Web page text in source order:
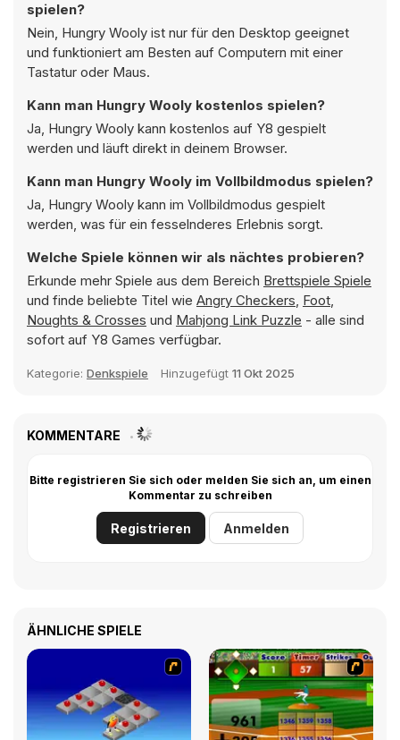
spielen?
Nein, Hungry Wooly ist nur für den Desktop geeignet
und funktioniert am Besten auf Computern mit einer
Tastatur oder Maus.
Kann man Hungry Wooly kostenlos spielen?
Ja, Hungry Wooly kann kostenlos auf Y8 gespielt
werden und läuft direkt in deinem Browser.
Kann man Hungry Wooly im Vollbildmodus spielen?
Ja, Hungry Wooly kann im Vollbildmodus gespielt
werden, was für ein fesselnderes Erlebnis sorgt.
Welche Spiele können wir als nächtes probieren?
Erkunde mehr Spiele aus dem Bereich Brettspiele Spiele
und finde beliebte Titel wie Angry Checkers, Foot,
Noughts & Crosses und Mahjong Link Puzzle - alle sind
sofort auf Y8 Games verfügbar.
Kategorie: Denkspiele Hinzugefügt 11 Okt 2025
KOMMENTARE
Bitte registrieren Sie sich oder melden Sie sich an, um einen
Kommentar zu schreiben
Registrieren Anmelden
ÄHNLICHE SPIELE